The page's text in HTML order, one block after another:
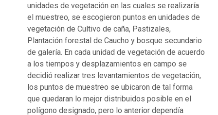
unidades de vegetación en las cuales se realizaría
el muestreo, se escogieron puntos en unidades de
vegetación de Cultivo de caña, Pastizales,
Plantación forestal de Caucho y bosque secundario
de galería. En cada unidad de vegetación de acuerdo
a los tiempos y desplazamientos en campo se
decidió realizar tres levantamientos de vegetación,
los puntos de muestreo se ubicaron de tal forma
que quedaran lo mejor distribuidos posible en el
polígono designado, pero lo anterior dependía